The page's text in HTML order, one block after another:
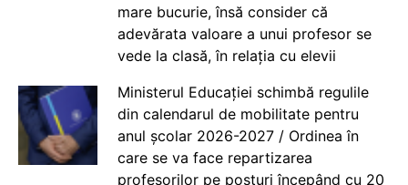
mare bucurie, însă consider că
adevărata valoare a unui profesor se
vede la clasă, în relația cu elevii
Ministerul Educației schimbă regulile
din calendarul de mobilitate pentru
anul școlar 2026-2027 / Ordinea în
care se va face repartizarea
profesorilor pe posturi începând cu 20